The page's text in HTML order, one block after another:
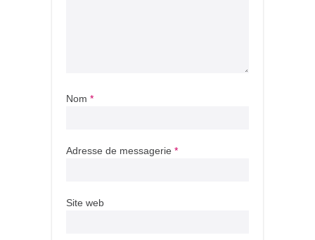
Nom *
Adresse de messagerie *
Site web